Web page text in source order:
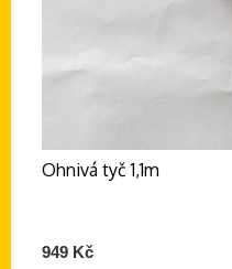
Ohnivá tyč 1,1m
949 Kč